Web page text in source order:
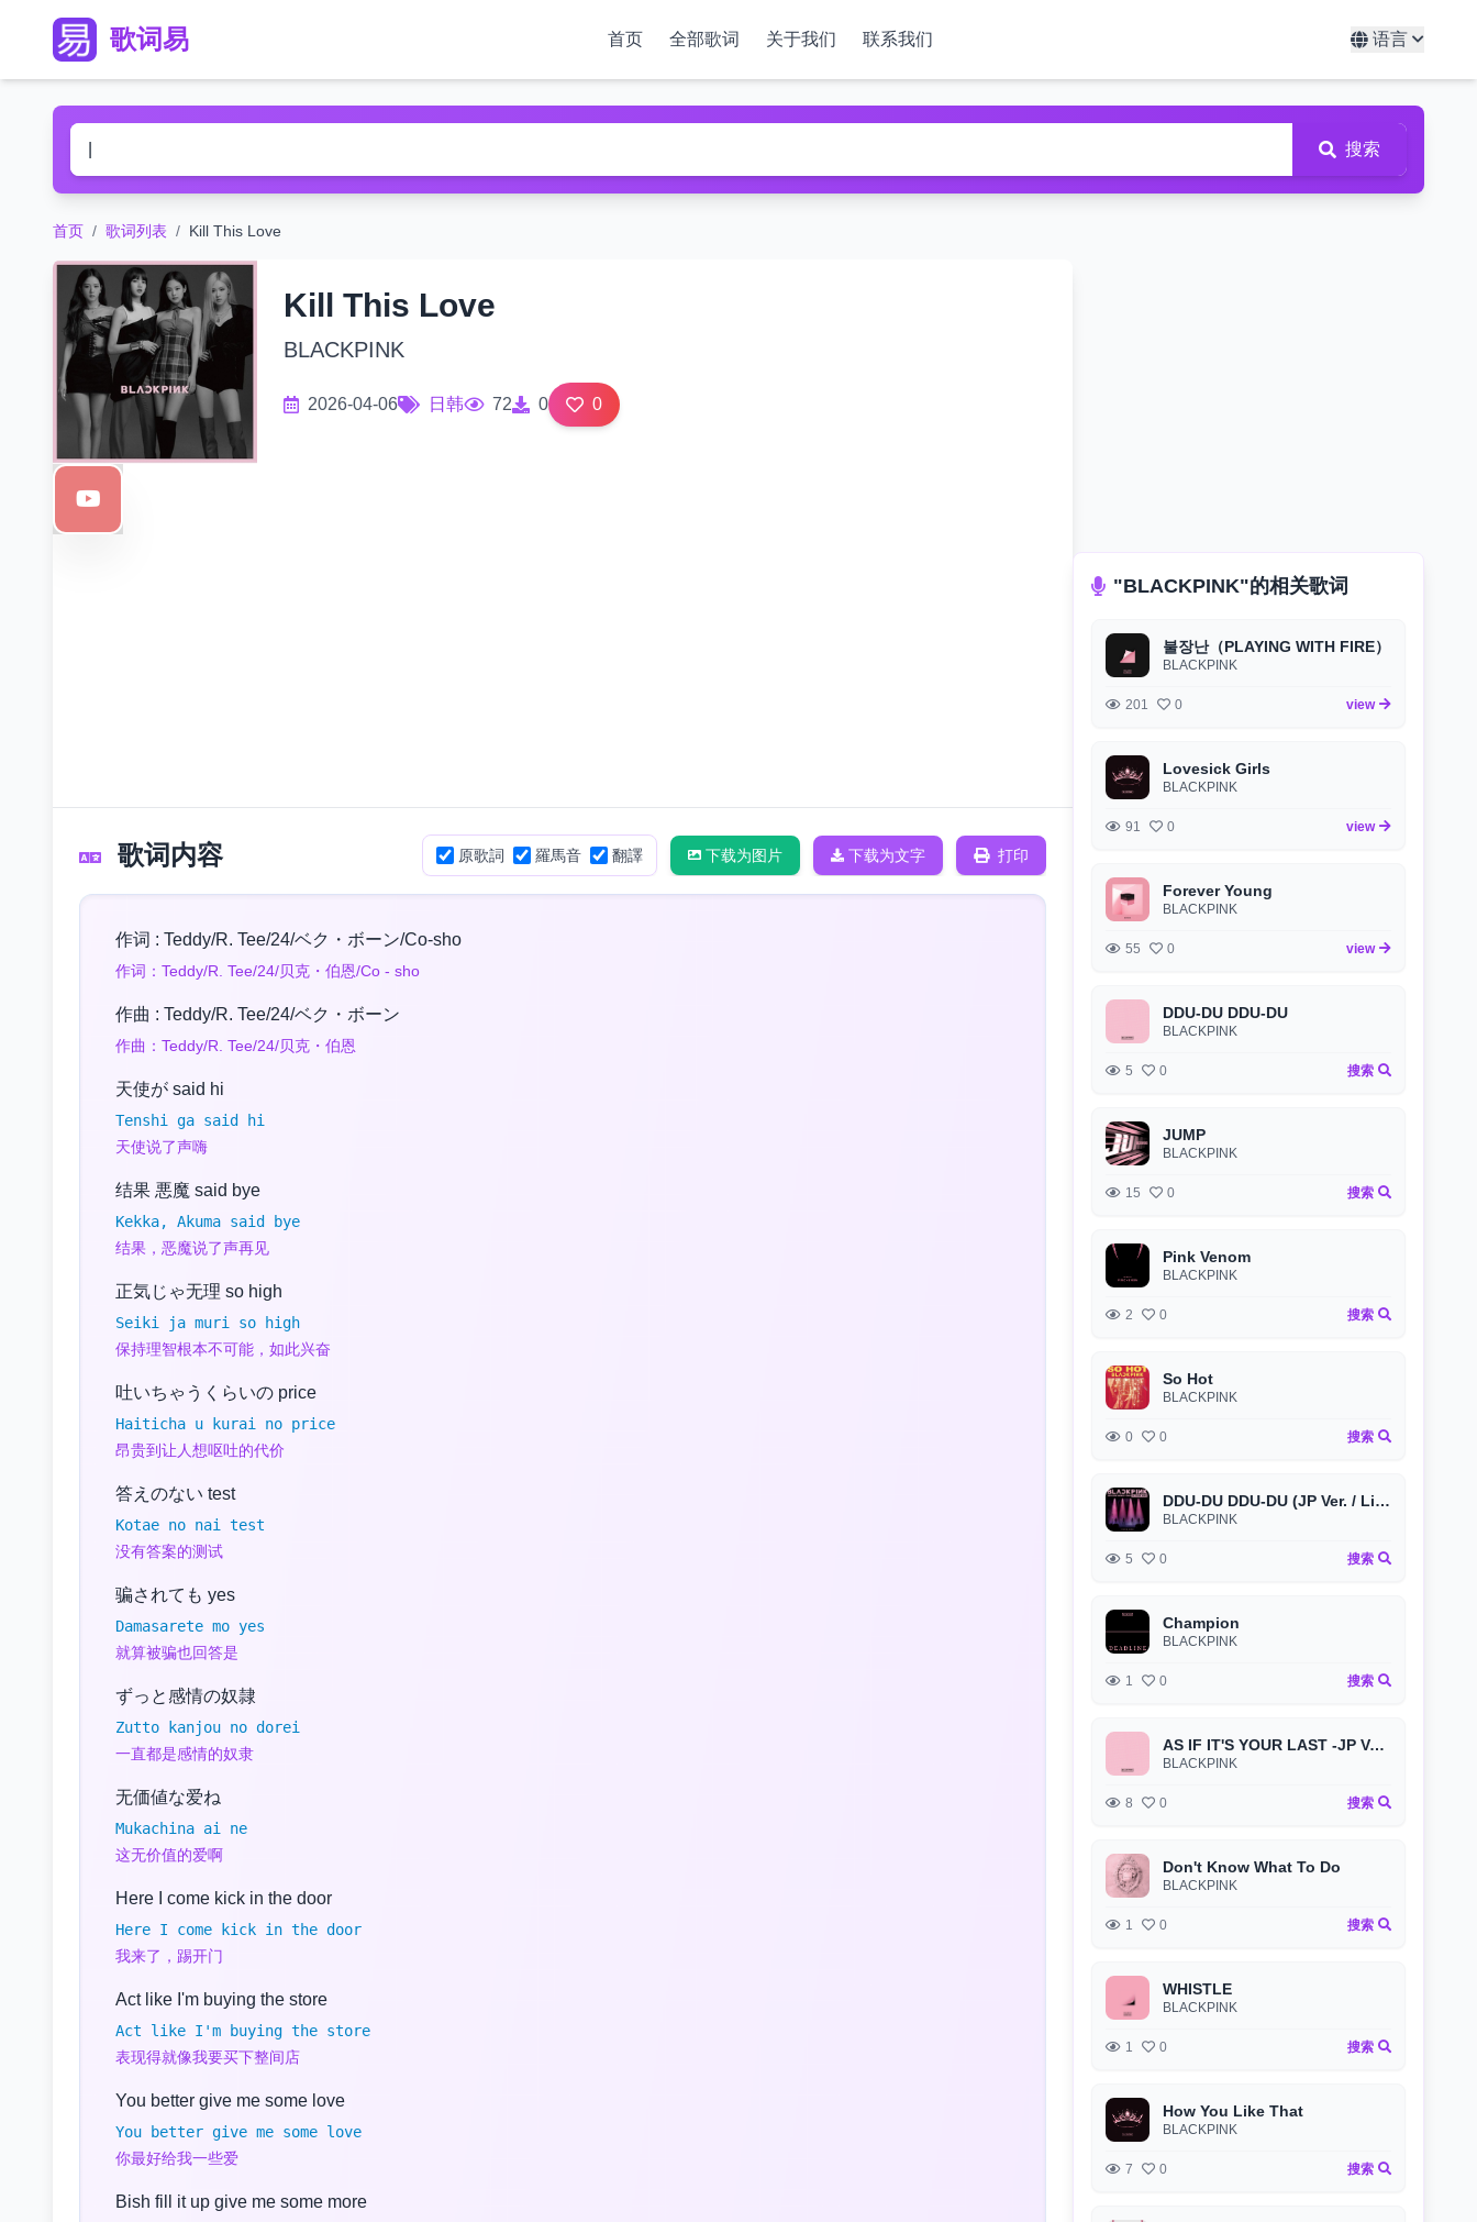
歌词易 首页 全部歌词 关于我们 联系我们 语言
搜索
首页 / 歌词列表 / Kill This Love
Kill This Love
BLACKPINK
2026-04-06 日韩 72 0 0
歌词内容 原歌詞 羅馬音 翻譯 下载为图片 下载为文字 打印
作词 : Teddy/R. Tee/24/ベク・ボーン/Co-sho
作词：Teddy/R. Tee/24/贝克・伯恩/Co - sho
作曲 : Teddy/R. Tee/24/ベク・ボーン
作曲：Teddy/R. Tee/24/贝克・伯恩
天使が said hi
Tenshi ga said hi
天使说了声嗨
结果 悪魔 said bye
Kekka, Akuma said bye
结果，恶魔说了声再见
正気じゃ无理 so high
Seiki ja muri so high
保持理智根本不可能，如此兴奋
吐いちゃうくらいの price
Haiticha u kurai no price
昂贵到让人想呕吐的代价
答えのない test
Kotae no nai test
没有答案的测试
骗されても yes
Damasarete mo yes
就算被骗也回答是
ずっと感情の奴隷
Zutto kanjou no dorei
一直都是感情的奴隶
无価値な爱ね
Mukachina ai ne
这无价值的爱啊
Here I come kick in the door
Here I come kick in the door
我来了，踢开门
Act like I'm buying the store
Act like I'm buying the store
表现得就像我要买下整间店
You better give me some love
You better give me some love
你最好给我一些爱
Bish fill it up give me some more
"BLACKPINK"的相关歌词
불장난（PLAYING WITH FIRE）
BLACKPINK
201 0 view
Lovesick Girls
BLACKPINK
91 0 view
Forever Young
BLACKPINK
55 0 view
DDU-DU DDU-DU
BLACKPINK
5 0 搜索
JUMP
BLACKPINK
15 0 搜索
Pink Venom
BLACKPINK
2 0 搜索
So Hot
BLACKPINK
0 0 搜索
DDU-DU DDU-DU (JP Ver. / Live at Tokyo Dome, 2019/12/4)
BLACKPINK
5 0 搜索
Champion
BLACKPINK
1 0 搜索
AS IF IT'S YOUR LAST -JP Ver.-
BLACKPINK
8 0 搜索
Don't Know What To Do
BLACKPINK
1 0 搜索
WHISTLE
BLACKPINK
1 0 搜索
How You Like That
BLACKPINK
7 0 搜索